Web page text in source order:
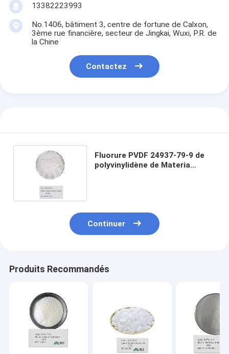
13382223993
No.1406, bâtiment 3, centre de fortune de Calxon,
3ème rue financière, secteur de Jingkai, Wuxi, P.R. de
la Chine
Contactez
Fluorure PVDF 24937-79-9 de
polyvinylidène de Materia
Continuer
Produits Recommandés